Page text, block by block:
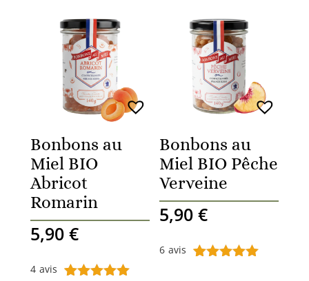
Bonbons au
Miel BIO
Abricot
Romarin
5,90 €
4 avis
Bonbons au
Miel BIO Pêche
Verveine
5,90 €
6 avis